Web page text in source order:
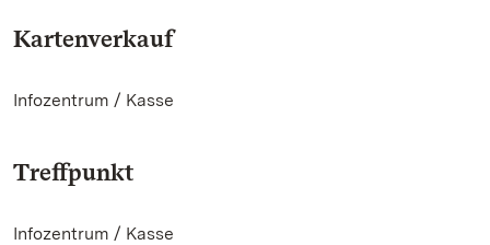
Kartenverkauf
Infozentrum / Kasse
Treffpunkt
Infozentrum / Kasse